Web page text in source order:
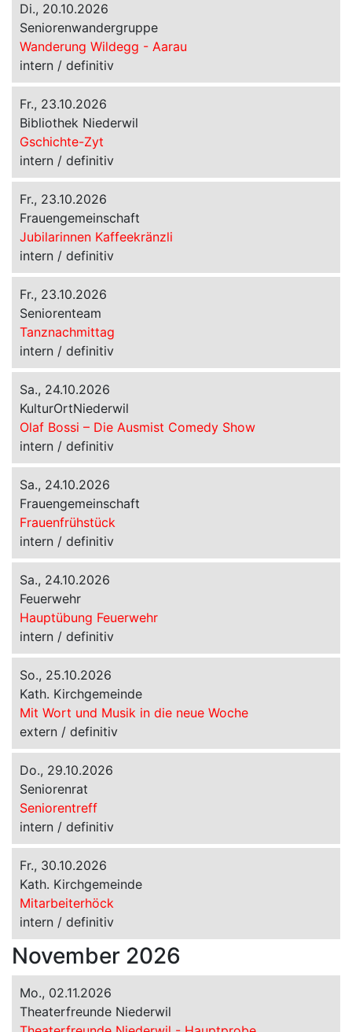
Di., 20.10.2026
Seniorenwandergruppe
Wanderung Wildegg - Aarau
intern / definitiv
Fr., 23.10.2026
Bibliothek Niederwil
Gschichte-Zyt
intern / definitiv
Fr., 23.10.2026
Frauengemeinschaft
Jubilarinnen Kaffeekränzli
intern / definitiv
Fr., 23.10.2026
Seniorenteam
Tanznachmittag
intern / definitiv
Sa., 24.10.2026
KulturOrtNiederwil
Olaf Bossi – Die Ausmist Comedy Show
intern / definitiv
Sa., 24.10.2026
Frauengemeinschaft
Frauenfrühstück
intern / definitiv
Sa., 24.10.2026
Feuerwehr
Hauptübung Feuerwehr
intern / definitiv
So., 25.10.2026
Kath. Kirchgemeinde
Mit Wort und Musik in die neue Woche
extern / definitiv
Do., 29.10.2026
Seniorenrat
Seniorentreff
intern / definitiv
Fr., 30.10.2026
Kath. Kirchgemeinde
Mitarbeiterhöck
intern / definitiv
November 2026
Mo., 02.11.2026
Theaterfreunde Niederwil